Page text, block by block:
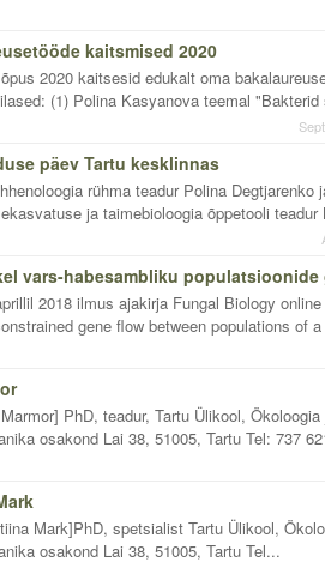
kaitsmised 2020
2020 kaitsesid edukalt oma
(1) Polina Kasyanova teemal
päev Tartu kesklinnas
rühma teadur Polina Degtjarenko
ja taimebioloogia õppetooli
2018 ilmus ajakirja Fungal Biology
gene flow between populations of
PhD, teadur, Tartu Ülikool,
osakond Lai 38, 51005, Tartu Tel: 737
Mark]PhD, spetsialist Tartu Ülikool,
osakond Lai 38, 51005, Tartu Tel...